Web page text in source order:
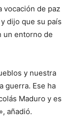
vocación de paz
dijo que su país
un entorno de
y nuestra
guerra. Ese ha
Maduro y es
añadió.